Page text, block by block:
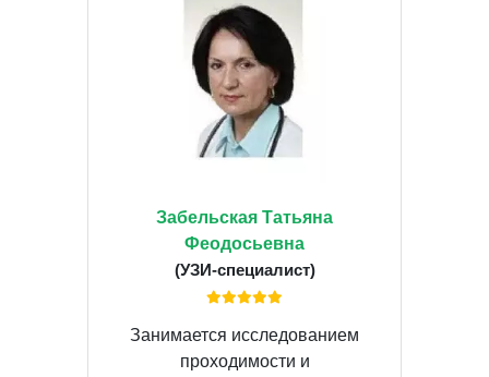
Забельская Татьяна
Феодосьевна
(УЗИ-специалист)
Занимается исследованием
проходимости и